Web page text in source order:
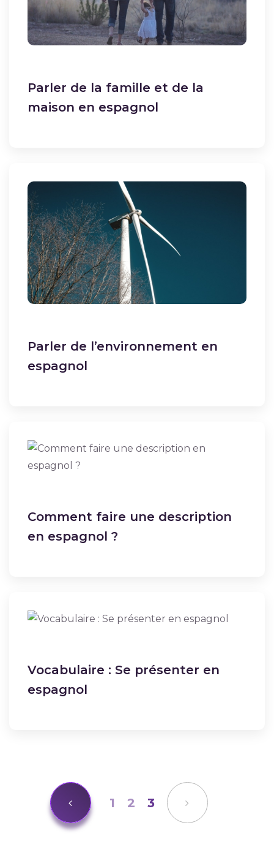
Parler de la famille et de la
maison en espagnol
Parler de l’environnement en
espagnol
Comment faire une description
en espagnol ?
Vocabulaire : Se présenter en
espagnol
1 2 3